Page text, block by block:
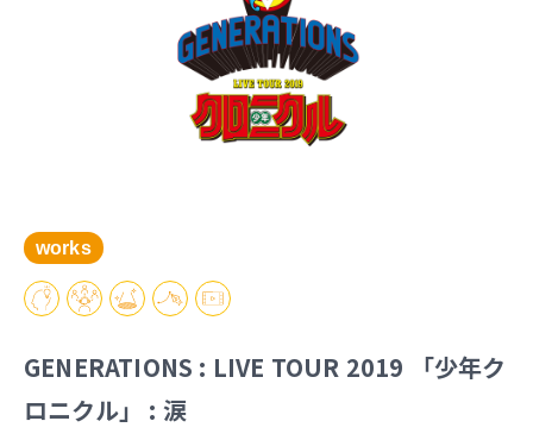
works
GENERATIONS : LIVE TOUR 2019 「少年ク
ロニクル」 : 涙